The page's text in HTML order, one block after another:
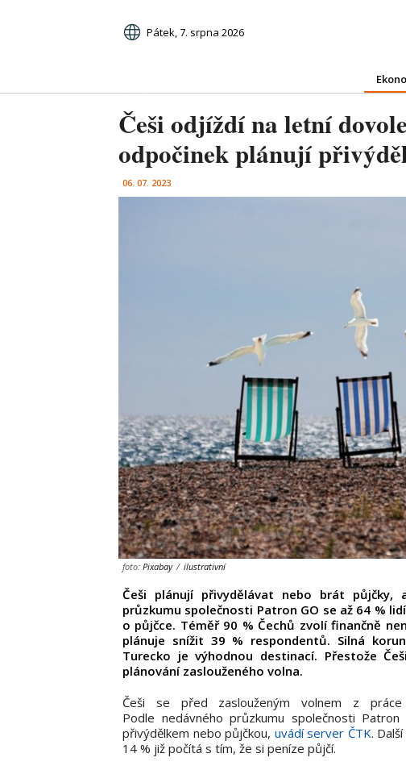
Pátek, 7. srpna 2026
Češi odjíždí na letní
odpočinek plánují
06. 07. 2023
foto: Pixabay / ilustrativní
Češi plánují přivydělávat nebo brát půjčky,
průzkumu společnosti Patron GO se až 64 %
o půjčce. Téměř 90 % Čechů zvolí finančně
plánuje snížit 39 % respondentů. Silná
Turecko je výhodnou destinací. Přestože
plánování zaslouženého volna.
Češi se před zaslouženým volnem z
Podle nedávného průzkumu společnosti
přivýdělkem nebo půjčkou, uvádí server ČTK.
14 % již počítá s tím, že si peníze půjčí.